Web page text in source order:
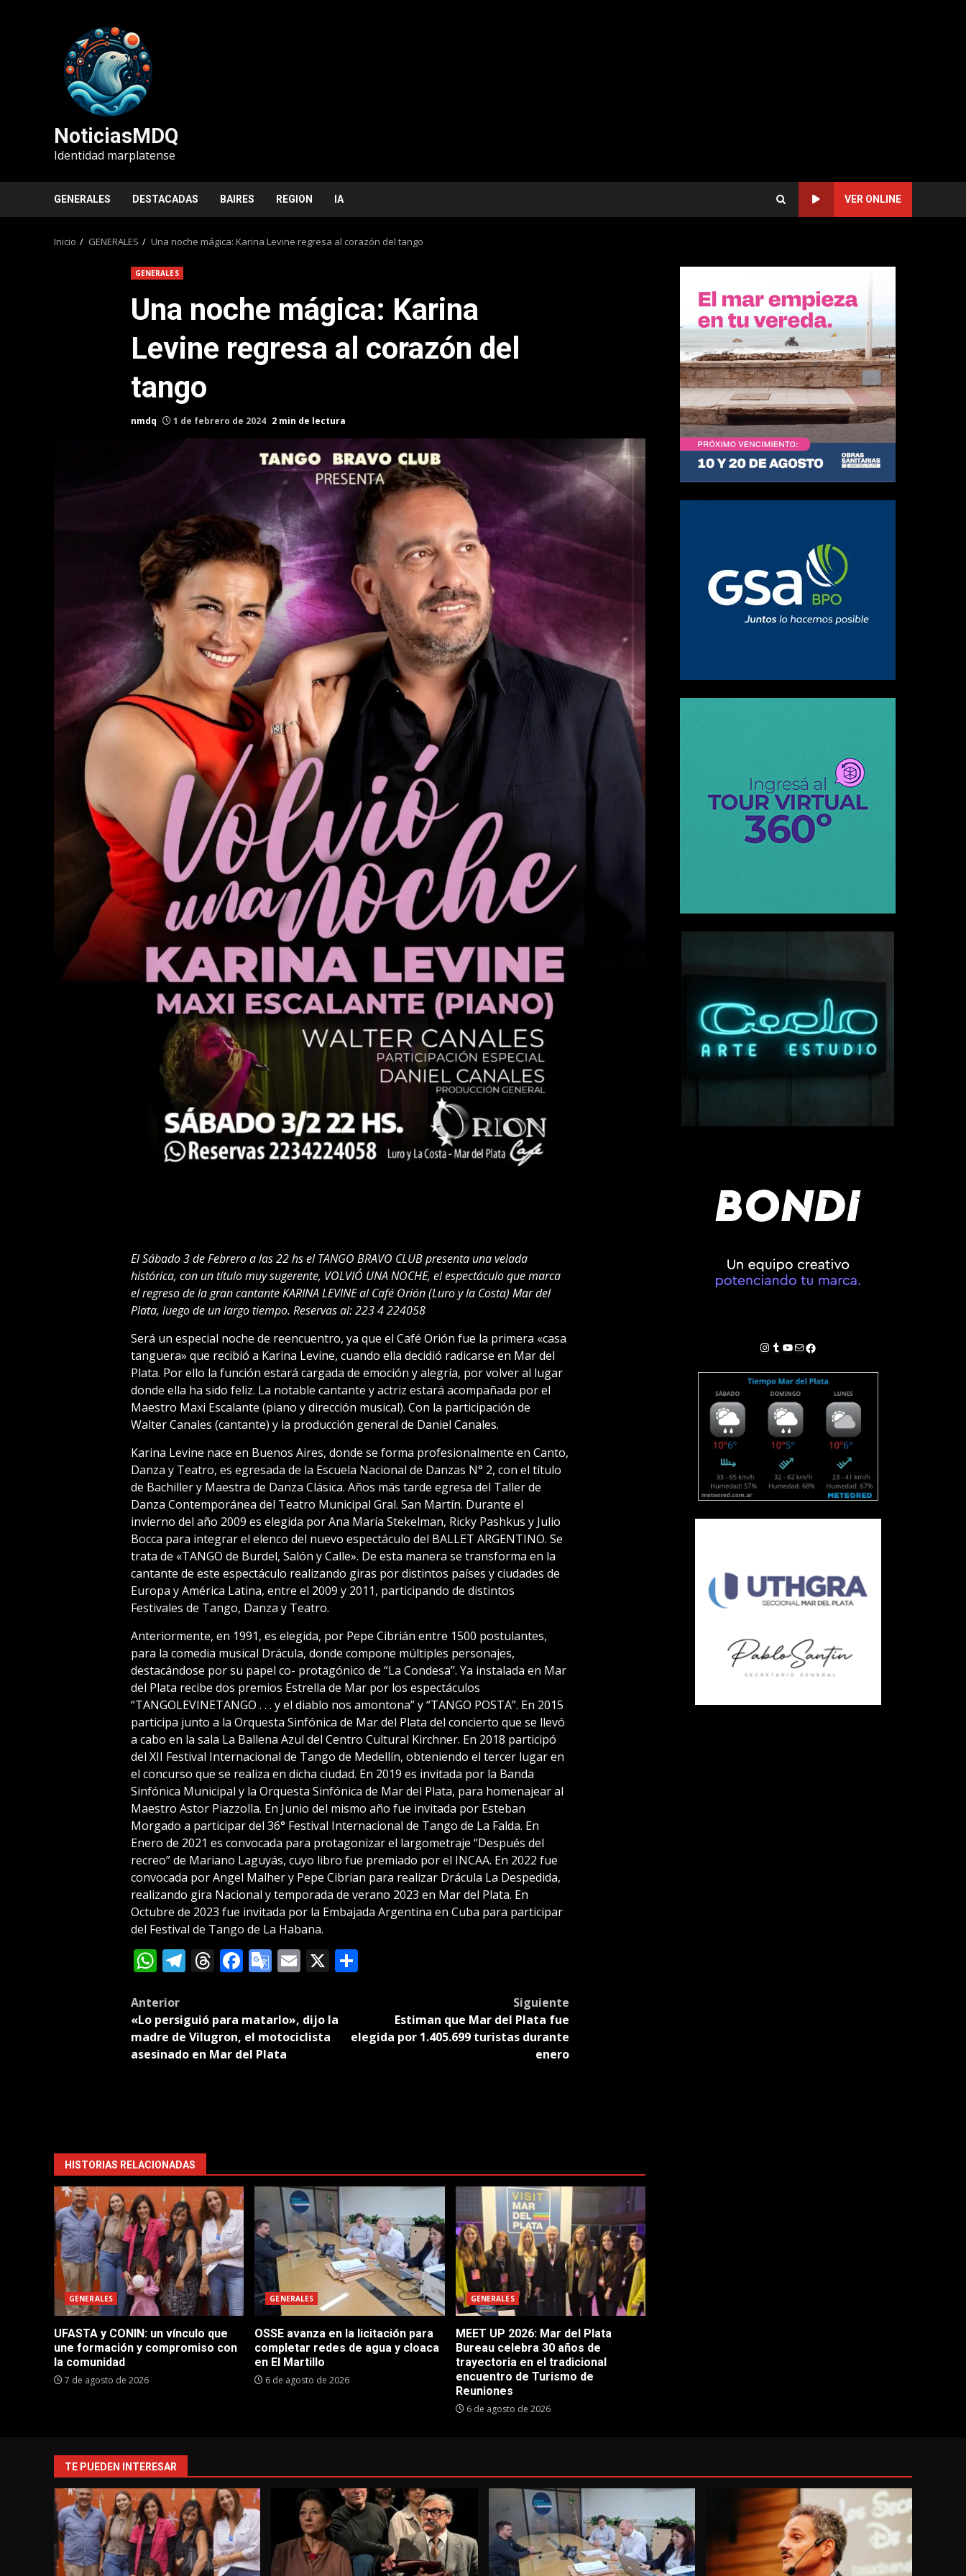
NoticiasMDQ
Identidad marplatense
GENERALES DESTACADAS BAIRES REGION IA VER ONLINE
Inicio GENERALES Una noche mágica: Karina Levine regresa al corazón del tango
GENERALES
Una noche mágica: Karina
Levine regresa al corazón del
tango
nmdq 1 de febrero de 2024 2 min de lectura
El Sábado 3 de Febrero a las 22 hs el TANGO BRAVO CLUB presenta una velada
histórica, con un título muy sugerente, VOLVIÓ UNA NOCHE, el espectáculo que marca
el regreso de la gran cantante KARINA LEVINE al Café Orión (Luro y la Costa) Mar del
Plata, luego de un largo tiempo. Reservas al: 223 4 224058
Será un especial noche de reencuentro, ya que el Café Orión fue la primera «casa
tanguera» que recibió a Karina Levine, cuando ella decidió radicarse en Mar del
Plata. Por ello la función estará cargada de emoción y alegría, por volver al lugar
donde ella ha sido feliz. La notable cantante y actriz estará acompañada por el
Maestro Maxi Escalante (piano y dirección musical). Con la participación de
Walter Canales (cantante) y la producción general de Daniel Canales.
Karina Levine nace en Buenos Aires, donde se forma profesionalmente en Canto,
Danza y Teatro, es egresada de la Escuela Nacional de Danzas N° 2, con el título
de Bachiller y Maestra de Danza Clásica. Años más tarde egresa del Taller de
Danza Contemporánea del Teatro Municipal Gral. San Martín. Durante el
invierno del año 2009 es elegida por Ana María Stekelman, Ricky Pashkus y Julio
Bocca para integrar el elenco del nuevo espectáculo del BALLET ARGENTINO. Se
trata de «TANGO de Burdel, Salón y Calle». De esta manera se transforma en la
cantante de este espectáculo realizando giras por distintos países y ciudades de
Europa y América Latina, entre el 2009 y 2011, participando de distintos
Festivales de Tango, Danza y Teatro.
Anteriormente, en 1991, es elegida, por Pepe Cibrián entre 1500 postulantes,
para la comedia musical Drácula, donde compone múltiples personajes,
destacándose por su papel co- protagónico de “La Condesa”. Ya instalada en Mar
del Plata recibe dos premios Estrella de Mar por los espectáculos
“TANGOLEVINETANGO . . . y el diablo nos amontona” y “TANGO POSTA”. En 2015
participa junto a la Orquesta Sinfónica de Mar del Plata del concierto que se llevó
a cabo en la sala La Ballena Azul del Centro Cultural Kirchner. En 2018 participó
del XII Festival Internacional de Tango de Medellín, obteniendo el tercer lugar en
el concurso que se realiza en dicha ciudad. En 2019 es invitada por la Banda
Sinfónica Municipal y la Orquesta Sinfónica de Mar del Plata, para homenajear al
Maestro Astor Piazzolla. En Junio del mismo año fue invitada por Esteban
Morgado a participar del 36° Festival Internacional de Tango de La Falda. En
Enero de 2021 es convocada para protagonizar el largometraje “Después del
recreo” de Mariano Laguyás, cuyo libro fue premiado por el INCAA. En 2022 fue
convocada por Angel Malher y Pepe Cibrian para realizar Drácula La Despedida,
realizando gira Nacional y temporada de verano 2023 en Mar del Plata. En
Octubre de 2023 fue invitada por la Embajada Argentina en Cuba para participar
del Festival de Tango de La Habana.
WhatsApp
Telegram
Threads
Facebook
Google
Email
X Compartir
Post
navigation
Anterior
«Lo persiguió para matarlo», dijo la
madre de Vilugron, el motociclista
asesinado en Mar del Plata
Siguiente
Estiman que Mar del Plata fue
elegida por 1.405.699 turistas durante
enero
HISTORIAS RELACIONADAS
GENERALES
UFASTA y CONIN: un vínculo que
une formación y compromiso con
la comunidad
7 de agosto de 2026
GENERALES
OSSE avanza en la licitación para
completar redes de agua y cloaca
en El Martillo
6 de agosto de 2026
GENERALES
MEET UP 2026: Mar del Plata
Bureau celebra 30 años de
trayectoria en el tradicional
encuentro de Turismo de
Reuniones
6 de agosto de 2026
Instagram
Tumblr
YouTube
Correo electrónico
Facebook
TE PUEDEN INTERESAR